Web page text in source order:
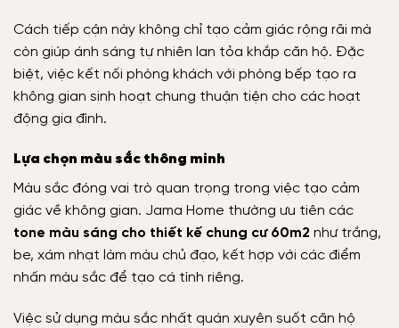
Cách tiếp cận này không chỉ tạo cảm giác rộng rãi mà
còn giúp ánh sáng tự nhiên lan tỏa khắp căn hộ. Đặc
biệt, việc kết nối phòng khách với phòng bếp tạo ra
không gian sinh hoạt chung thuận tiện cho các hoạt
động gia đình.
Lựa chọn màu sắc thông minh
Màu sắc đóng vai trò quan trọng trong việc tạo cảm
giác về không gian. Jama Home thường ưu tiên các
tone màu sáng cho thiết kế chung cư 60m2 như trắng,
be, xám nhạt làm màu chủ đạo, kết hợp với các điểm
nhấn màu sắc để tạo cá tính riêng.
Việc sử dụng màu sắc nhất quán xuyên suốt căn hộ